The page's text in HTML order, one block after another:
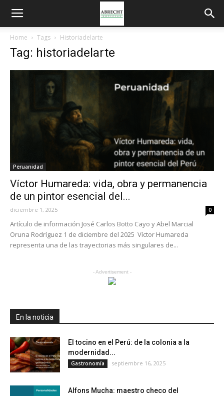
Home Tags Historiadelarte
Tag: historiadelarte
Peruanidad
Víctor Humareda: vida, obra y permanencia
de un pintor esencial del...
diciembre 1, 2025 0
Artículo de información José Carlos Botto Cayo y Abel Marcial
Oruna Rodríguez 1 de diciembre del 2025 Víctor Humareda
representa una de las trayectorias más singulares de...
- Advertisement -
En la noticia
El tocino en el Perú: de la colonia a la
modernidad...
Gastronomía septiembre 16, 2025
Alfons Mucha: maestro checo del